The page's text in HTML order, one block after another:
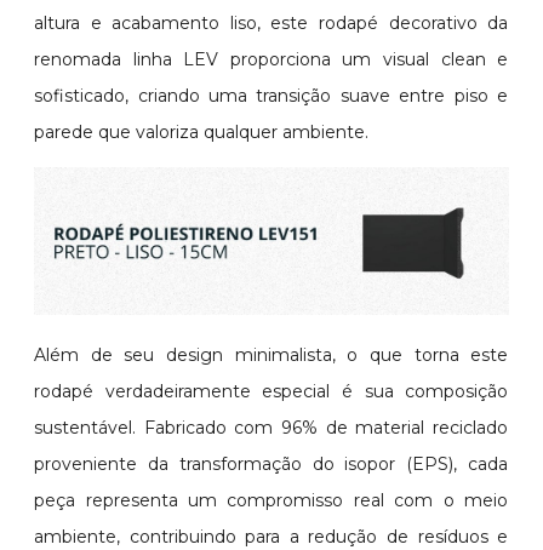
altura e acabamento liso, este rodapé decorativo da
renomada linha LEV proporciona um visual clean e
sofisticado, criando uma transição suave entre piso e
parede que valoriza qualquer ambiente.
Além de seu design minimalista, o que torna este
rodapé verdadeiramente especial é sua composição
sustentável. Fabricado com 96% de material reciclado
proveniente da transformação do isopor (EPS), cada
peça representa um compromisso real com o meio
ambiente, contribuindo para a redução de resíduos e